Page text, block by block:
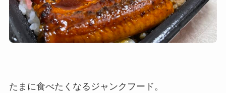
たまに食べたくなるジャンクフード。